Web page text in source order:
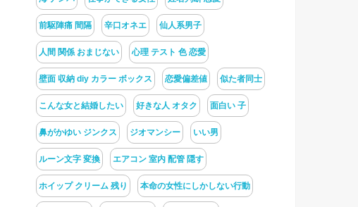
前駆陣痛 間隔 辛口オネエ 仙人系男子
人間 関係 おまじない 心理 テスト 色 恋愛
壁面 収納 diy カラー ボックス 恋愛偏差値 似た者同士
こんな女と結婚したい 好きな人 オタク 面白い 子
鼻がかゆい ジンクス ジオマンシー いい男
ルーン文字 変換 エアコン 室内 配管 隠す
ホイップ クリーム 残り 本命の女性にしかしない行動